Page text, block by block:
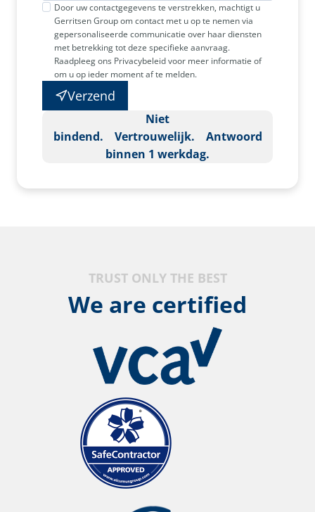
Door uw contactgegevens te verstrekken, machtigt u
Gerritsen Group om contact met u op te nemen via
gepersonaliseerde communicatie over haar diensten
met betrekking tot deze specifieke aanvraag.
Raadpleeg ons Privacybeleid voor meer informatie of
om u op ieder moment af te melden.
Verzend
Niet
bindend. Vertrouwelijk. Antwoord
binnen 1 werkdag.
TRUST ONLY THE BEST
We are certified